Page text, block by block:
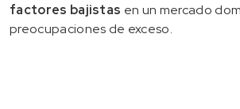
factores bajistas en un mercado
preocupaciones de exceso.